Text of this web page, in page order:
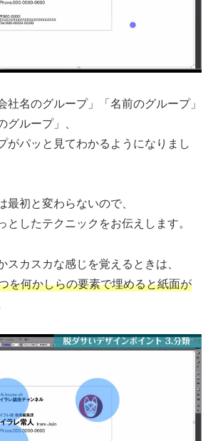
社名のグループ」「名前のグループ」
グループ」、
がパッと見てわかるようになりまし
初と変わらないので、
としたテクニックをお伝えします。
スカスカな感じを覚えるときは、
を何かしらの要素で埋めると紙面が